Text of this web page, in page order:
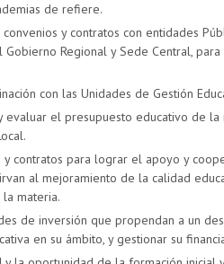
de refiere.
y contratos con entidades
Gobierno Regional y Sede Central,
con las Unidades de Gestión
evaluar el presupuesto educativo de
y contratos para lograr el apoyo y
al mejoramiento de la calidad
materia.
de inversión que propendan a un
en su ámbito, y gestionar su